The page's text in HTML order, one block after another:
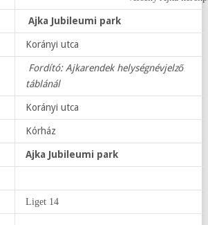
Ajka Jubileumi park
Korányi utca
Fordító: Ajkarendek helységnévjelző
táblánál
Korányi utca
Kórház
Ajka Jubileumi park
Liget 14